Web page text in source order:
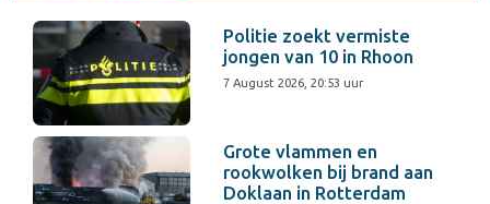
Politie zoekt vermiste
jongen van 10 in Rhoon
7 August 2026, 20:53 uur
Grote vlammen en
rookwolken bij brand aan
Doklaan in Rotterdam